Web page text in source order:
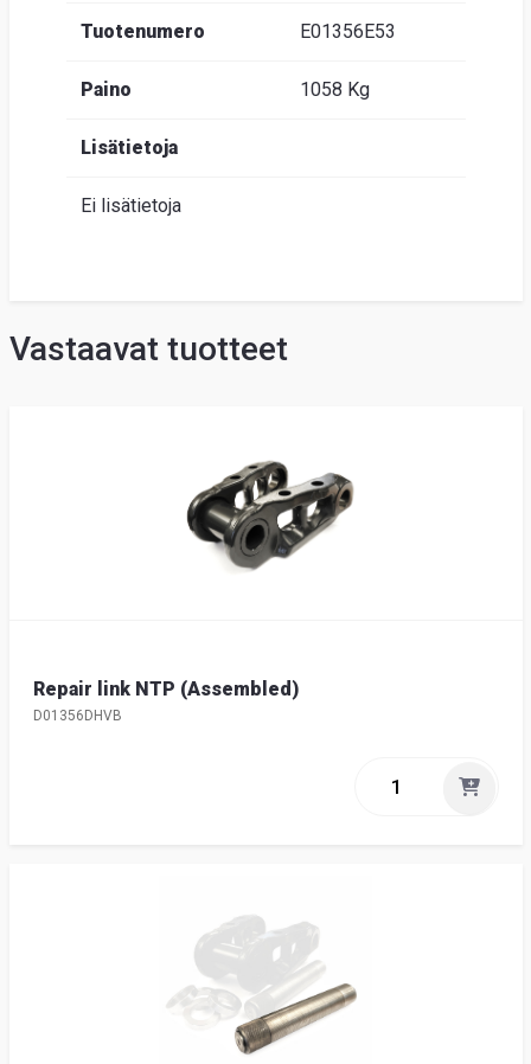
Tuotenumero E01356E53
Paino 1058 Kg
Lisätietoja
Ei lisätietoja
Vastaavat tuotteet
Repair link NTP (Assembled)
D01356DHVB